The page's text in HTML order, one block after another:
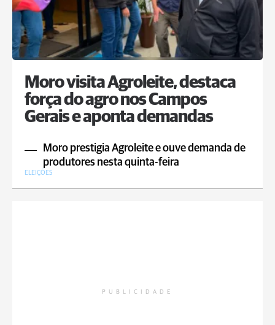
Moro visita Agroleite, destaca
força do agro nos Campos
Gerais e aponta demandas
Moro prestigia Agroleite e ouve demanda de
produtores nesta quinta-feira
ELEIÇÕES
PUBLICIDADE